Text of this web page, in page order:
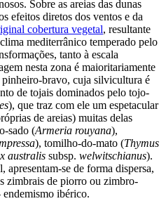
Sobre as areias das dunas
efeitos diretos dos ventos e da
cobertura vegetal, resultante
mediterrânico temperado pelo
tanto à escala
nesta zona é maioritariamente
bravo, cuja silvicultura é
de tojais dominados pelo tojo-
), que traz com ele um espetacular
de areias) muitas delas
sado (Armeria rouyana),
), tomilho-do-mato (Thymus
australis subsp. welwitschianus).
se de forma dispersa,
zimbrais de piorro ou zimbro-
endemismo ibérico.